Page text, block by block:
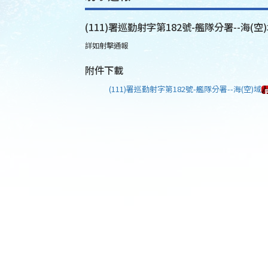
(111)署巡勤射字第182號-艦隊分署--海(空
詳如射擊通報
附件下載
(111)署巡勤射字第182號-艦隊分署--海(空)域